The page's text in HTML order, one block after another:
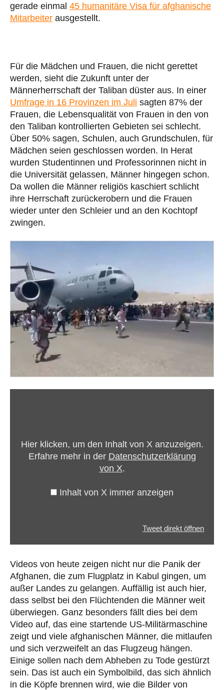
gerade einmal 45 humanitäre Visa für afghanische
Mitarbeiter ausgestellt.
Für die Mädchen und Frauen, die nicht gerettet
werden, sieht die Zukunft unter der
Männerherrschaft der Taliban düster aus. In einer
Umfrage in 16 Provinzen im Juli sagten 87% der
Frauen, die Lebensqualität von Frauen in den von
den Taliban kontrollierten Gebieten sei schlecht.
Über 50% sagen, Schulen, auch Grundschulen, für
Mädchen seien geschlossen worden. In Herat
wurden Studentinnen und Professorinnen nicht in
die Universität gelassen, Männer hingegen schon.
Da wollen die Männer religiös kaschiert schlicht
ihre Herrschaft zurückerobern und die Frauen
wieder unter den Schleier und an den Kochtopf
zwingen.
Hier klicken, um den Inhalt von X anzuzeigen.
Erfahre mehr in der Datenschutzerklärung
von X.
Inhalt von X immer anzeigen
Tweet direkt öffnen
Videos von heute zeigen nicht nur die Panik der
Afghanen, die zum Flugplatz in Kabul gingen, um
außer Landes zu gelangen. Auffällig ist auch hier,
dass selbst bei den Flüchtenden die Männer weit
überwiegen. Ganz besonders fällt dies bei dem
Video auf, das eine startende US-Militärmaschine
zeigt und viele afghanischen Männer, die mitlaufen
und sich verzweifelt an das Flugzeug hängen.
Einige sollen nach dem Abheben zu Tode gestürzt
sein. Das ist auch ein Symbolbild, das sich ähnlich
in die Köpfe brennen wird, wie die Bilder von